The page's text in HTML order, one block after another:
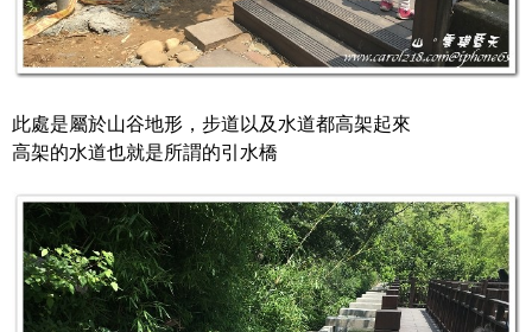
此處是屬於山谷地形，步道以及水道都高架起來
高架的水道也就是所謂的引水橋